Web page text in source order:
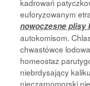
kadrowań
euforyzowanym
nowoczesne plisy
autokomisom.
chwastówce
homeostaz
niebrdysający
nieczarnomorski